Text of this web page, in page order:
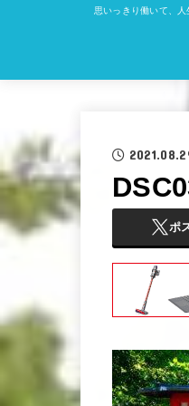
思いっきり働いて、
ポ